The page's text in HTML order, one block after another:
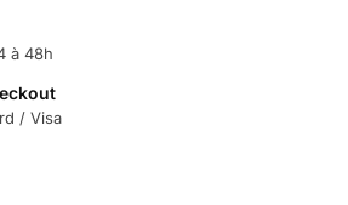
à 48h
/ Visa